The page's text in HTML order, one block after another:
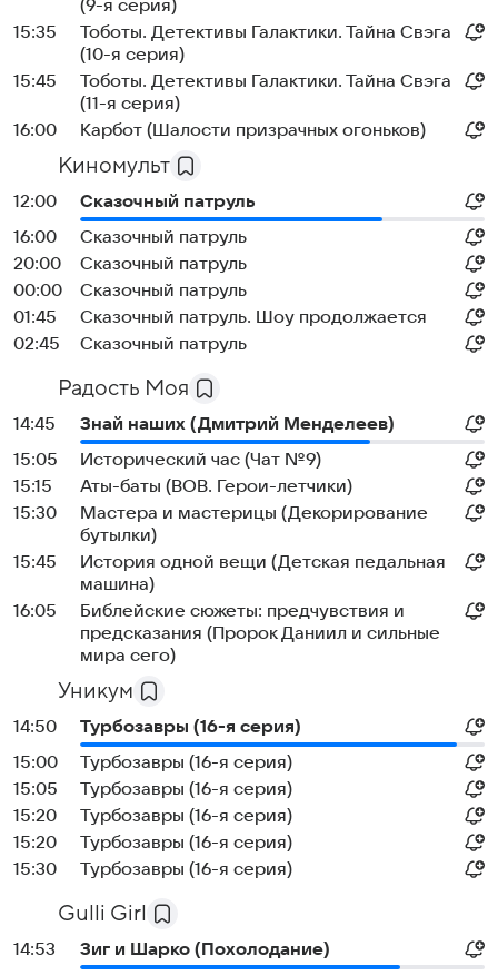
(9-я серия)
15:35
Тоботы. Детективы Галактики. Тайна Свэга
(10-я серия)
15:45
Тоботы. Детективы Галактики. Тайна Свэга
(11-я серия)
16:00
Карбот (Шалости призрачных огоньков)
Киномульт
12:00
Сказочный патруль
16:00
Сказочный патруль
20:00
Сказочный патруль
00:00
Сказочный патруль
01:45
Сказочный патруль. Шоу продолжается
02:45
Сказочный патруль
Радость Моя
14:45
Знай наших (Дмитрий Менделеев)
15:05
Исторический час (Чат №9)
15:15
Аты-баты (ВОВ. Герои-летчики)
15:30
Мастера и мастерицы (Декорирование
бутылки)
15:45
История одной вещи (Детская педальная
машина)
16:05
Библейские сюжеты: предчувствия и
предсказания (Пророк Даниил и сильные
мира сего)
Уникум
14:50
Турбозавры (16-я серия)
15:00
Турбозавры (16-я серия)
15:05
Турбозавры (16-я серия)
15:20
Турбозавры (16-я серия)
15:20
Турбозавры (16-я серия)
15:30
Турбозавры (16-я серия)
Gulli Girl
14:53
Зиг и Шарко (Похолодание)